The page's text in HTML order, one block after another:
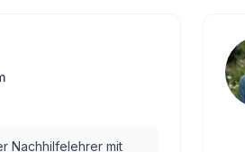
Nachhilfelehrer mit